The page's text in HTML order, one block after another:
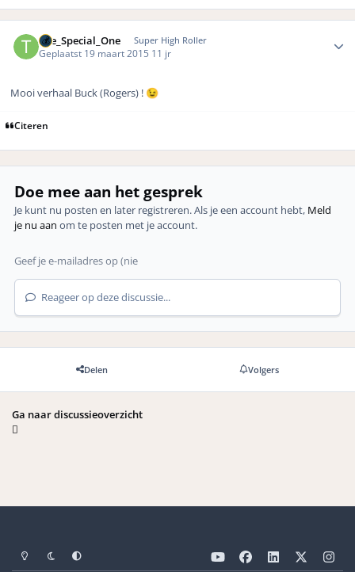
The_Special_One Super High Roller
Geplaatst 19 maart 2015 11 jr
Mooi verhaal Buck (Rogers) ! 😉
Citeren
Doe mee aan het gesprek
Je kunt nu posten en later registreren. Als je een account hebt, Meld
je nu aan om te posten met je account.
Reageer op deze discussie...
Delen Volgers
Ga naar discussieoverzicht
Light ModeDark ModeSysteemvoorkeuren